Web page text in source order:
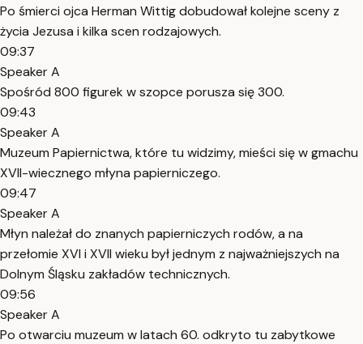
Po śmierci ojca Herman Wittig dobudował kolejne sceny z
życia Jezusa i kilka scen rodzajowych.
09:37
Speaker A
Spośród 800 figurek w szopce porusza się 300.
09:43
Speaker A
Muzeum Papiernictwa, które tu widzimy, mieści się w gmachu
XVII-wiecznego młyna papierniczego.
09:47
Speaker A
Młyn należał do znanych papierniczych rodów, a na
przełomie XVI i XVII wieku był jednym z najważniejszych na
Dolnym Śląsku zakładów technicznych.
09:56
Speaker A
Po otwarciu muzeum w latach 60. odkryto tu zabytkowe